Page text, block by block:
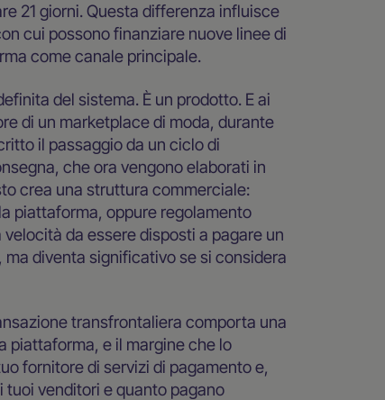
21 giorni. Questa differenza influisce
cui possono finanziare nuove linee di
come canale principale.
del sistema. È un prodotto. E ai
di un marketplace di moda, durante
il passaggio da un ciclo di
che ora vengono elaborati in
crea una struttura commerciale:
piattaforma, oppure regolamento
da essere disposti a pagare un
diventa significativo se si considera
transfrontaliera comporta una
piattaforma, e il margine che lo
fornitore di servizi di pagamento e,
venditori e quanto pagano